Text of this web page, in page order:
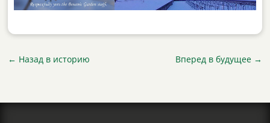
← Назад в историю Вперед в будущее→